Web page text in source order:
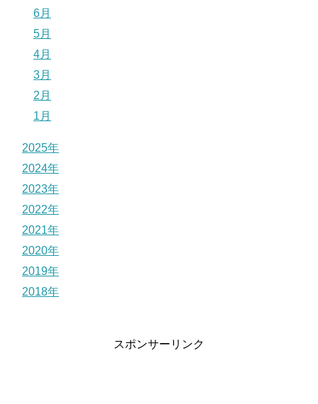
6月
5月
4月
3月
2月
1月
2025年
2024年
2023年
2022年
2021年
2020年
2019年
2018年
スポンサーリンク